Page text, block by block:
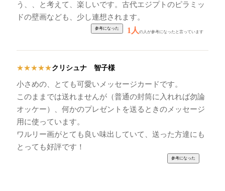
う、、と考えて、楽しいです。古代エジプトのピラミッ
ドの壁画なども、少し連想されます。
1人の人が参考になったと言っています
★★★★★クリシュナ 智子様
小さめの、とても可愛いメッセージカードです。
このままでは送れませんが（普通の封筒に入れれば勿論
オッケー）、何かのプレゼントを送るときのメッセージ
用に使っています。
ワルリー画がとても良い味出していて、送った方達にも
とっても好評です！